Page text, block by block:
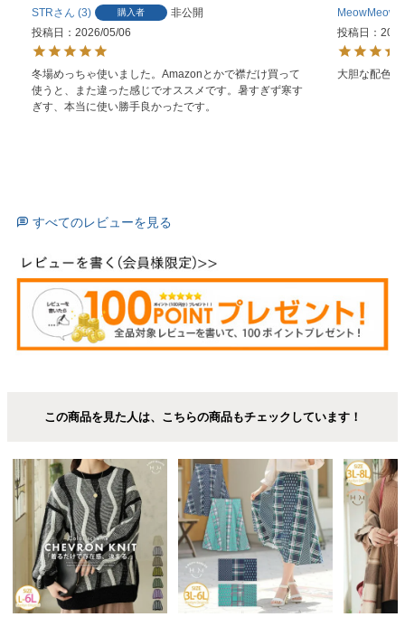
STR 3 購入者
非公開
投稿日
2026/05/06
冬場めっちゃ使いました。Amazonとかで襟だけ買って
使うと、また違った感じでオススメです。暑すぎず寒す
ぎす、本当に使い勝手良かったです。
MeowMeow
投稿日
大胆な配色
すべてのレビューを見る
この商品を見た人は、こちらの商品もチェックしています！